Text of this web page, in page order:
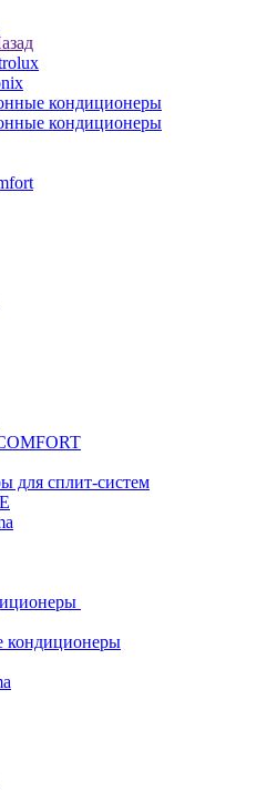
кондиционеры
кондиционеры
для сплит-систем
кондиционеры